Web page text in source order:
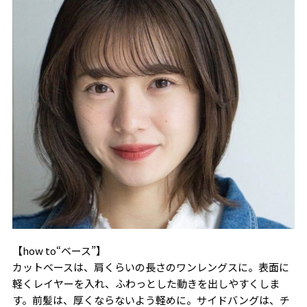
【how to“ベース”】
カットベースは、肩くらいの長さのワンレングスに。表面に
軽くレイヤーを入れ、ふわっとした動きを出しやすくしま
す。前髪は、厚くならないよう軽めに。サイドバングは、チ